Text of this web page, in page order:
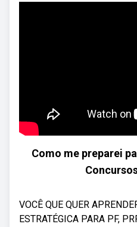
Como me preparei
VOCÊ QUE QUER
ESTRATÉGICA PARA PF,